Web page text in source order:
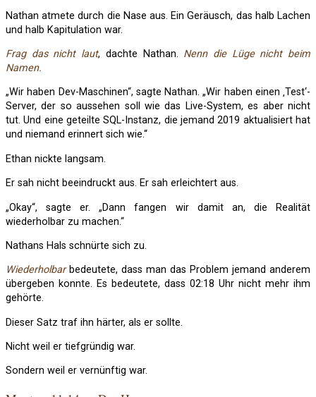
Nathan atmete durch die Nase aus. Ein Geräusch, das halb Lachen
und halb Kapitulation war.
Frag das nicht laut, dachte Nathan. Nenn die Lüge nicht beim
Namen.
„Wir haben Dev-Maschinen“, sagte Nathan. „Wir haben einen ‚Test‘-
Server, der so aussehen soll wie das Live-System, es aber nicht
tut. Und eine geteilte SQL-Instanz, die jemand 2019 aktualisiert hat
und niemand erinnert sich wie.“
Ethan nickte langsam.
Er sah nicht beeindruckt aus. Er sah erleichtert aus.
„Okay“, sagte er. „Dann fangen wir damit an, die Realität
wiederholbar zu machen.“
Nathans Hals schnürte sich zu.
Wiederholbarbedeutete, dass man das Problem jemand anderem
übergeben konnte. Es bedeutete, dass 02:18 Uhr nicht mehr ihm
gehörte.
Dieser Satz traf ihn härter, als er sollte.
Nicht weil er tiefgründig war.
Sondern weil er vernünftig war.